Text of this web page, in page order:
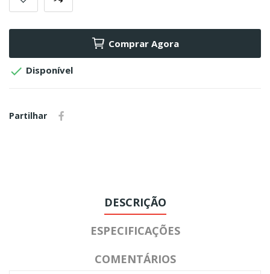
Comprar Agora
 Disponível
Partilhar
DESCRIÇÃO
ESPECIFICAÇÕES
COMENTÁRIOS